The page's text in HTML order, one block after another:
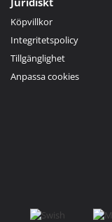
Köpvillkor
Integritetspolicy
Tillgänglighet
Anpassa cookies